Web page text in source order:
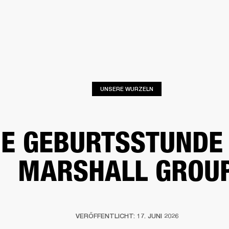
UNSERE WURZELN
MARSHALL
VERÖFFENTLICHT: 17. JUNI 2026